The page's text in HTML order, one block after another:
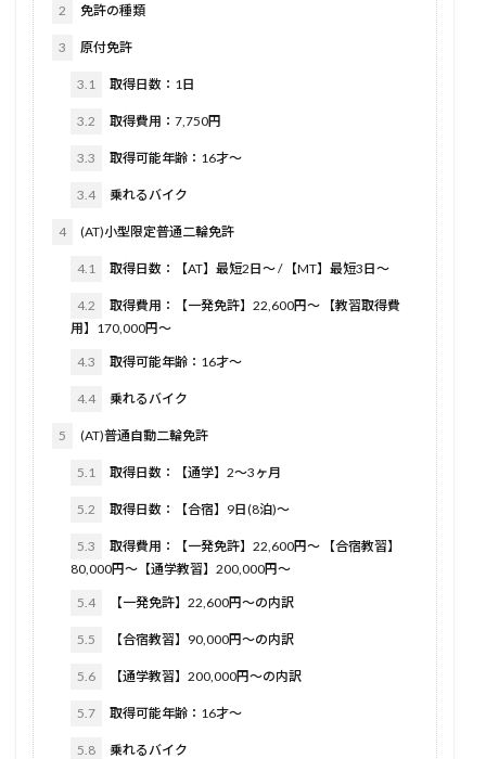
2 免許の種類
3 原付免許
3.1 取得日数：1日
3.2 取得費用：7,750円
3.3 取得可能年齢：16才〜
3.4 乗れるバイク
4 (AT)小型限定普通二輪免許
4.1 取得日数：【AT】最短2日〜 / 【MT】最短3日〜
4.2
取得費用：【一発免許】22,600円〜 【教習取得費
用】170,000円〜
4.3 取得可能年齢：16才〜
4.4 乗れるバイク
5 (AT)普通自動二輪免許
5.1 取得日数：【通学】2〜3ヶ月
5.2 取得日数：【合宿】9日(8泊)〜
5.3
取得費用：【一発免許】22,600円〜 【合宿教習】
80,000円〜【通学教習】200,000円〜
5.4 【一発免許】22,600円〜の内訳
5.5 【合宿教習】90,000円〜の内訳
5.6 【通学教習】200,000円〜の内訳
5.7 取得可能年齢：16才〜
5.8 乗れるバイク